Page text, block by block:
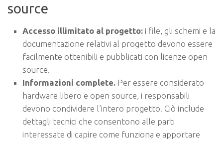
source
Accesso illimitato al progetto: i file, gli schemi e la
documentazione relativi al progetto devono essere
facilmente ottenibili e pubblicati con licenze open
source.
Informazioni complete. Per essere considerato
hardware libero e open source, i responsabili
devono condividere l’intero progetto. Ciò include
dettagli tecnici che consentono alle parti
interessate di capire come funziona e apportare